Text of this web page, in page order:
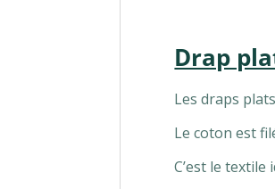
Drap
Les draps
Le coton est
C’est le